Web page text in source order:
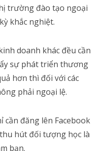
trường đào tạo ngoại
khắc nghiệt.
doanh khác đều cần
sự phát triển thương
hơn thì đối với các
phải ngoại lệ.
cần đăng lên Facebook
hút đối tượng học là
bạn.